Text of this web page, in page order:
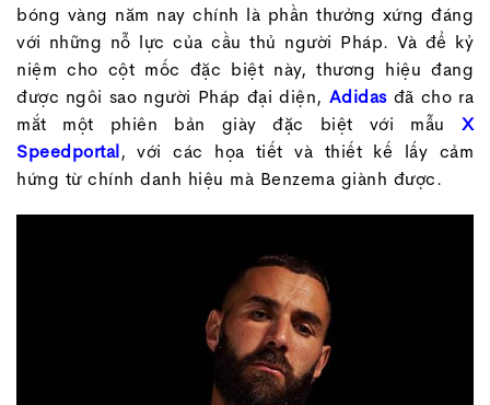
bóng vàng năm nay chính là phần thưởng xứng đáng
với những nỗ lực của cầu thủ người Pháp. Và để kỷ
niệm cho cột mốc đặc biệt này, thương hiệu đang
được ngôi sao người Pháp đại diện, Adidasđã cho ra
mắt một phiên bản giày đặc biệt với mẫu X
Speedportal, với các họa tiết và thiết kế lấy cảm
hứng từ chính danh hiệu mà Benzema giành được.